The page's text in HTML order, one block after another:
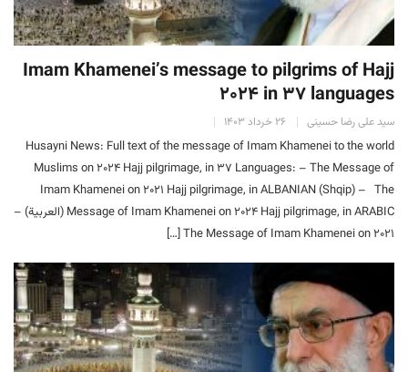
Imam Khamenei’s message to pilgrims of Hajj
2024 in 37 languages
سید علی رضا حسینی ۲۶ خرداد ۱۴۰۳
Husayni News: Full text of the message of Imam Khamenei to the world
Muslims on 2024 Hajj pilgrimage, in 37 Languages: – The Message of
Imam Khamenei on 2021 Hajj pilgrimage, in ALBANIAN (Shqip) – The
Message of Imam Khamenei on 2024 Hajj pilgrimage, in ARABIC (العربیة) –
The Message of Imam Khamenei on 2021 […]